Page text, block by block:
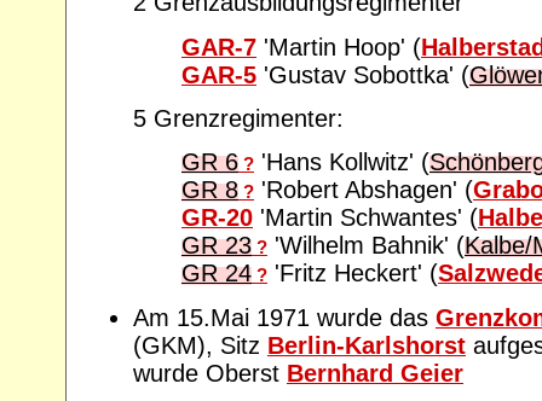
GAR-7 'Martin Hoop' (
GAR-5 'Gustav Sobottka' (
5 Grenzregimenter:
GR 6 ? 'Hans Kollwitz' (
GR 8 ? 'Robert Abshagen' (
GR-20 'Martin Schwantes' (
GR 23 ? 'Wilhelm Bahnik' (Kalbe/
GR 24 ? 'Fritz Heckert' (
Am 15.Mai 1971 wurde das
(GKM), Sitz Berlin-Karlshorst
wurde Oberst Bernhard Geier